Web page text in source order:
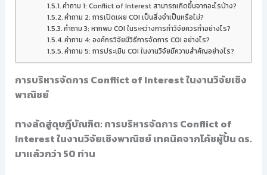
คำถาม 1: Conflict of Interest สามารถเกิดขึ้นจากอะไรบ้าง?
คำถาม 2: การเปิดเผย COI เป็นสิ่งจำเป็นหรือไม่?
คำถาม 3: หากพบ COI ในระหว่างการทำวิจัยควรทำอย่างไร?
คำถาม 4: องค์กรวิจัยมีวิธีการจัดการ COI อย่างไร?
คำถาม 5: การประเมิน COI ในงานวิจัยมีความสำคัญอย่างไร?
การบริหารจัดการ Conflict of Interest ในงานวิจัยเชิง
พาณิชย์
ทางลัดสู่ดุษฎีบัณฑิต: การบริหารจัดการ Conflict of
Interest ในงานวิจัยเชิงพาณิชย์ เทคนิคจากโค้ชผู้ปั้น ดร.
มาแล้วกว่า 50 ท่าน